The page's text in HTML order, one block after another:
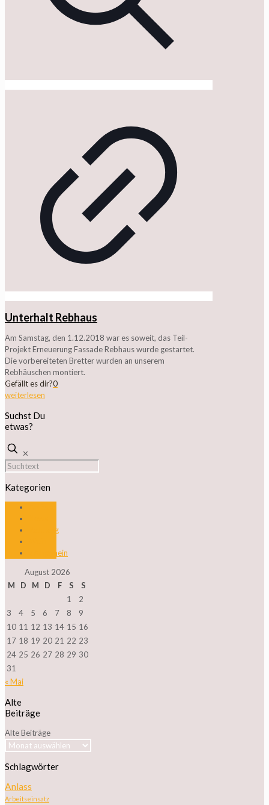
Unterhalt Rebhaus
Am Samstag, den 1.12.2018 war es soweit, das Teil-
Projekt Erneuerung Fassade Rebhaus wurde gestartet.
Die vorbereiteten Bretter wurden an unserem
Rebhäuschen montiert.
Gefällt es dir?0
weiterlesen
Suchst Du
etwas?
✕
Kategorien
Rebberg
ZAllgemein
August 2026
M
D M D F S
S
1
2
3
4 5 6 7 8
9
10 11 12 13 14 15 16
17 18 19 20 21 22 23
24 25 26 27 28 29 30
31
« Mai
Alte
Beiträge
Alte Beiträge
Schlagwörter
Anlass
Arbeitseinsatz